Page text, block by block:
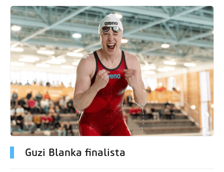
Guzi Blanka finalista